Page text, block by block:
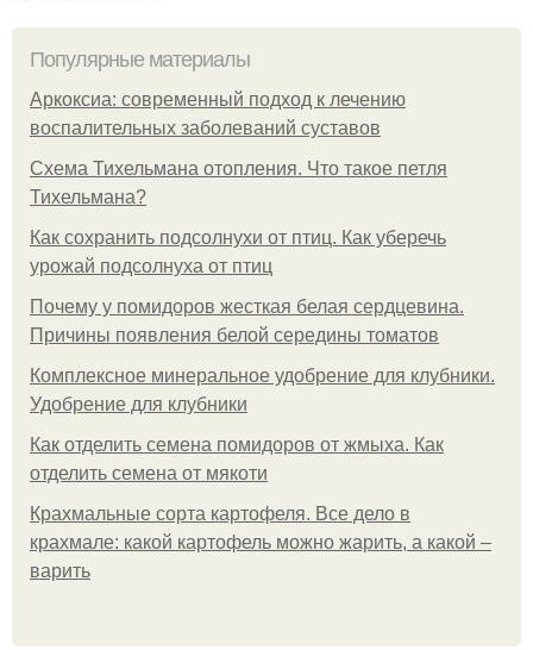
Популярные материалы
Аркоксиа: современный подход к лечению
воспалительных заболеваний суставов
Схема Тихельмана отопления. Что такое петля
Тихельмана?
Как сохранить подсолнухи от птиц. Как уберечь
урожай подсолнуха от птиц
Почему у помидоров жесткая белая сердцевина.
Причины появления белой середины томатов
Комплексное минеральное удобрение для клубники.
Удобрение для клубники
Как отделить семена помидоров от жмыха. Как
отделить семена от мякоти
Крахмальные сорта картофеля. Все дело в
крахмале: какой картофель можно жарить, а какой –
варить